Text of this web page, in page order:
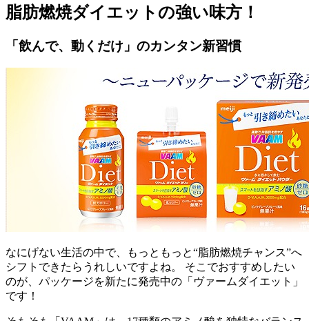
脂肪燃焼ダイエットの強い味方！
「飲んで、動くだけ」のカンタン新習慣
なにげない生活の中で、もっともっと“脂肪燃焼チャンス”へ
シフトできたらうれしいですよね。 そこでおすすめしたい
のが、パッケージを新たに発売中の「ヴァームダイエット」
です！